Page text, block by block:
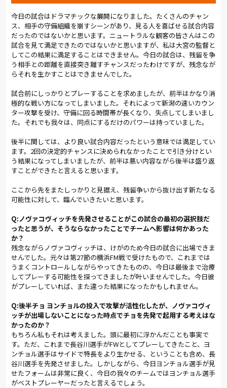
新潟もリーグ戦は４試合で１勝３分けと負けていない。失点は
リーグ２位の２９点。堅守をベースに、第２７節の名古屋戦で
は大量５得点を稼ぎ出した。守護神のＧＫ東口をケガで欠く
が、抜群の守備力に変わりはない。お互いに１点が重要な意味
を持つ一戦だ。
１万人のコレオグラフィでＮＡＣＫ５スタジアム大宮がオレン
ジ一色に染まった。「大宮共闘」。共に闘い抜く９０分のサバイ
バルマッチが、いよいよ幕を開けた。
守備をベースに試合を進める両チームだが、この日は共に攻撃
の意識を強く感じさせる立ち上がりだった。特にアルディージャ
は一人一人が持てる力を存分に発揮した。河本は持ち前の高さ
を生かして制空権を握った。カルリーニョスは正確なロングフ
ィードで局面を打開した。下平が左サイドを積極的に駆け上が
り、ボールを受けた東が果敢に仕掛けた。ツートップの一角に
入った長谷川が足元の強さを生かして前線でボールを散らし、
ズラタンは右サイドから何度も突破を試みた。
しかし、素早い切り替えからカウンターを仕掛ける新潟にボー
ルを保持されると、徐々にアルディージャの守る時間が長くなっ
前線でタメを作られると、逆サイドに抜けたボールをフリーの
田中に決められて先制点を献上した。
アルディージャもすぐに反撃に出た。４４分、くさびに入った長
谷川の折り返しを受けた青木がバイタルエリアを突破。東との
ワンツーでペナルティエリア内に侵入すると、鮮やかに相手ＧＫ
の股間を抜いて同点に追いついた。
１－１で前半を折り返すと、ベルデニック監督は後半のスター
トからチョ ヨンチョルをピッチに送り込む。この交代が功を奏
して左サイドの攻撃が活性化。空いた中央から青木、チョ ヨン
チョル、東が立て続けにシュートを放ち、新潟のゴール前を脅
かした。
さらにアルディージャはズラタンをワントップに配し、東がトッ
プ下から攻撃の機会をうかがった。しかし、ボールを支配する
新潟の前に、再び守勢を強いられる。新潟の鈴木（大）に許し
今日の試合はドラマチックな展開になりました。たくさんのチャン
ス、相手の守備組織を崩すシーンがあり、見る人を喜ばせる試合内容
だったのではないかと思います。ニュートラルな観客の皆さんはこの
試合を見て満足できたのではないかと思いますが、私は大宮の監督と
してこの結果に満足することはできません。今日の試合は、残留を争
う相手との距離を直接突き離すチャンスだったわけですが、残念なが
らそれを生かすことはできませんでした。
試合前にしっかりとプレーすることを求めましたが、前半はかなり消
極的な戦い方になってしまいました。それによって新潟の速いカウン
ター攻撃を受け、守備に回る時間帯が長くなり、失点してしまいまし
た。それでも我々は、同点にするだけのパワーは持っていました。
後半に関しては、より良い試合内容だったという意味では満足してい
ます。2回の決定的チャンスに決められなかったことで引き分けとい
う結果になってしまいましたが、前半は悪い内容ながら後半は盛り返
すことができたと言えると思います。
ここから先をまたしっかりと見据え、残留争いから抜け出す新たなる
可能性に対して、臨んでいきたいと思います。
Q:ノヴァコヴィッチを先発させることがこの試合の最初の選択肢だ
ったと思うが、そうならなかったことでチームへ影響は何かあった
か？
残念ながらノヴァコヴィッチは、けがのため今日の試合に出場できま
せんでした。元々は第27節の横浜FM戦で受けたもので、これまでは
うまくコントロールしながらやってきたものの、今日は最後まで治療
してプレーする可能性を探ってきましたが叶いませんでした。今日彼
がプレーしていれば、また違った結果になったかもしれません。
Q:後半チョ ヨンチョルの投入で攻撃が活性化したが、ノヴァコヴィ
ッチが出場しないことになった時点でチョを先発で起用する考えはな
かったのか？
もちろん私もそれは考えました。頭に最初に浮かんだことも事実で
す。ただ、これまで長谷川選手がFWとしてプレーしてきたこと、ヨ
ンチョル選手はサイドで特長をより生かせる、ということも含め、長
谷川選手を先発させました。しかしながら、今日ヨンチョル選手が見
せたフォームは非常に良く、今日の我々のチームではヨンチョル選手
がベストプレーヤーだったと言えるでしょう。